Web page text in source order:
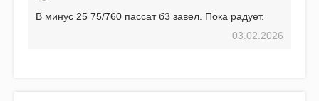
В минус 25 75/760 пассат б3 завел. Пока радует.
03.02.2026